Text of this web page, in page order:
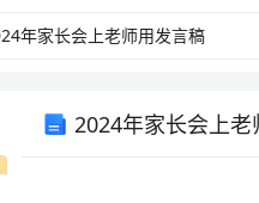
2024年家长会上